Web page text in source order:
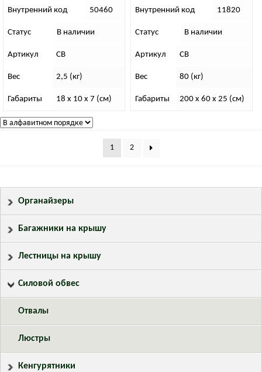
шт)
Внутренний код 50460
Статус В наличии
Артикул СВ
Вес 2,5 (кг)
Габариты 18 x 10 x 7 (см)
Внутренний код 11820
Статус В наличии
Артикул СВ
Вес 80 (кг)
Габариты 200 x 60 x 25 (см)
1 2
Органайзеры
Багажники на крышу
Лестницы на крышу
Силовой обвес
Отвалы
Люстры
Кенгурятники